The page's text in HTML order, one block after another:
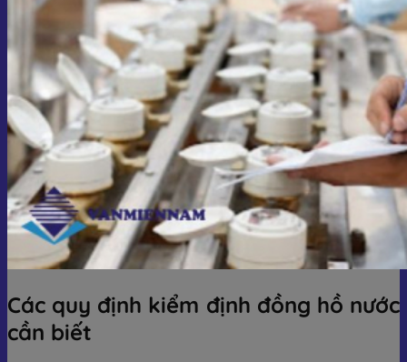
Các quy định kiểm định đồng hồ nước
cần biết